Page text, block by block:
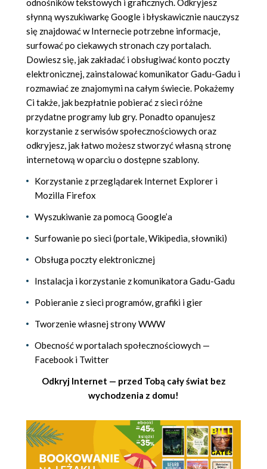
odnośników tekstowych i graficznych. Odkryjesz
słynną wyszukiwarkę Google i błyskawicznie nauczysz
się znajdować w Internecie potrzebne informacje,
surfować po ciekawych stronach czy portalach.
Dowiesz się, jak zakładać i obsługiwać konto poczty
elektronicznej, zainstalować komunikator Gadu-Gadu i
rozmawiać ze znajomymi na całym świecie. Pokażemy
Ci także, jak bezpłatnie pobierać z sieci różne
przydatne programy lub gry. Ponadto opanujesz
korzystanie z serwisów społecznościowych oraz
odkryjesz, jak łatwo możesz stworzyć własną stronę
internetową w oparciu o dostępne szablony.
Korzystanie z przeglądarek Internet Explorer i
Mozilla Firefox
Wyszukiwanie za pomocą Google’a
Surfowanie po sieci (portale, Wikipedia, słowniki)
Obsługa poczty elektronicznej
Instalacja i korzystanie z komunikatora Gadu-Gadu
Pobieranie z sieci programów, grafiki i gier
Tworzenie własnej strony WWW
Obecność w portalach społecznościowych —
Facebook i Twitter
Odkryj Internet — przed Tobą cały świat bez
wychodzenia z domu!